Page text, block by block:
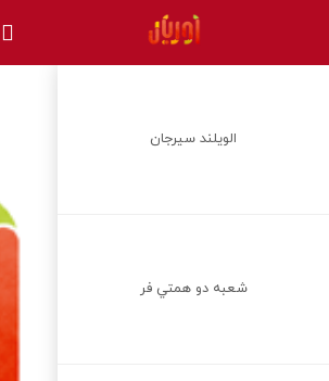
الويلند سيرجان
شعبه دو همتي فر